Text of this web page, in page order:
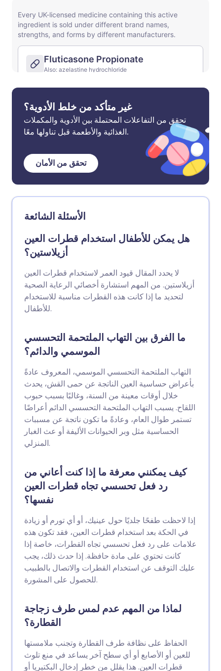
غير متأكد من خلط الأدوية؟
تحقق من التفاعلات المحتملة بين الأدوية والمكملات
الغذائية والأطعمة قبل تناولها معًا.
تحقق من الأمان
الأسئلة الشائعة
هل يمكن للأطفال استخدام قطرات العين
أزيلاستين؟
لا يحدد المقال قيود العمر لاستخدام قطرات العين
أزيلاستين. من المهم استشارة أخصائي الرعاية الصحية
لتحديد ما إذا كانت هذه القطرات مناسبة للاستخدام
للأطفال.
ما الفرق بين التهاب الملتحمة التحسسي
الموسمي والدائم؟
التهاب الملتحمة التحسسي الموسمي، المعروف عادةً
بأعراض حساسية العين الناتجة عن حمى القش، يحدث
خلال أوقات معينة من السنة، وغالبًا بسبب حبوب
اللقاح. يسبب التهاب الملتحمة التحسسي الدائم أعراضًا
تستمر طوال العام، وعادةً ما تكون ناتجة عن مسببات
الحساسية مثل وبر الحيوانات الأليفة أو عث الغبار
المنزلي.
كيف يمكنني معرفة ما إذا كنت أعاني من
رد فعل تحسسي تجاه قطرات العين
نفسها؟
إذا لاحظت طفحًا جلديًا حول عينيك، أو أي تورم أو زيادة
في الحكة بعد استخدام قطرات العين، فقد تكون هذه
علامات على رد فعل تحسسي تجاه القطرات، خاصة إذا
كانت تحتوي على مادة حافظة. إذا حدث ذلك، يجب
عليك التوقف عن استخدام القطرات والاتصال بالطبيب
للحصول على المشورة.
لماذا من المهم عدم لمس طرف زجاجة
القطارة؟
الحفاظ على نظافة طرف القطارة وتجنب ملامستها
للعين أو الأصابع أو أي سطح آخر يساعد في منع تلوث
قطرات العين. هذا يقلل من خطر إدخال البكتيريا أو